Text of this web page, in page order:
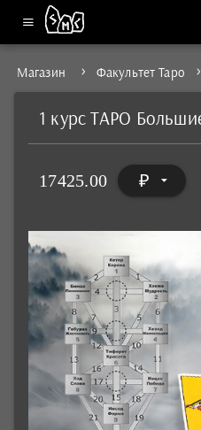
Магазин Факультет Таро
17425.00 ₽ arrow_drop_down